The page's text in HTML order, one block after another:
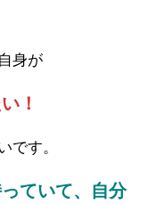
身が
！
です。
ていて、自分